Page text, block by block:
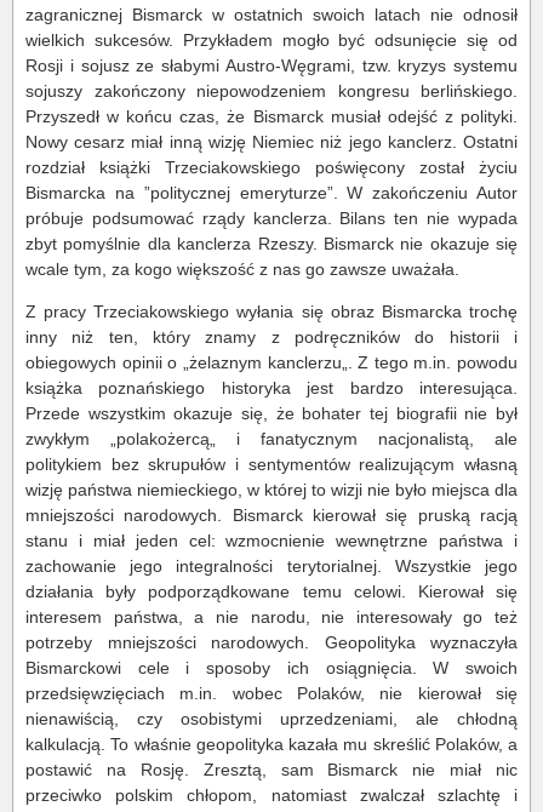
zagranicznej Bismarck w ostatnich swoich latach nie odnosił
wielkich sukcesów. Przykładem mogło być odsunięcie się od
Rosji i sojusz ze słabymi Austro-Węgrami, tzw. kryzys systemu
sojuszy zakończony niepowodzeniem kongresu berlińskiego.
Przyszedł w końcu czas, że Bismarck musiał odejść z polityki.
Nowy cesarz miał inną wizję Niemiec niż jego kanclerz. Ostatni
rozdział książki Trzeciakowskiego poświęcony został życiu
Bismarcka na ”politycznej emeryturze”. W zakończeniu Autor
próbuje podsumować rządy kanclerza. Bilans ten nie wypada
zbyt pomyślnie dla kanclerza Rzeszy. Bismarck nie okazuje się
wcale tym, za kogo większość z nas go zawsze uważała.
Z pracy Trzeciakowskiego wyłania się obraz Bismarcka trochę
inny niż ten, który znamy z podręczników do historii i
obiegowych opinii o „żelaznym kanclerzu„. Z tego m.in. powodu
książka poznańskiego historyka jest bardzo interesująca.
Przede wszystkim okazuje się, że bohater tej biografii nie był
zwykłym „polakożercą„ i fanatycznym nacjonalistą, ale
politykiem bez skrupułów i sentymentów realizującym własną
wizję państwa niemieckiego, w której to wizji nie było miejsca dla
mniejszości narodowych. Bismarck kierował się pruską racją
stanu i miał jeden cel: wzmocnienie wewnętrzne państwa i
zachowanie jego integralności terytorialnej. Wszystkie jego
działania były podporządkowane temu celowi. Kierował się
interesem państwa, a nie narodu, nie interesowały go też
potrzeby mniejszości narodowych. Geopolityka wyznaczyła
Bismarckowi cele i sposoby ich osiągnięcia. W swoich
przedsięwzięciach m.in. wobec Polaków, nie kierował się
nienawiścią, czy osobistymi uprzedzeniami, ale chłodną
kalkulacją. To właśnie geopolityka kazała mu skreślić Polaków, a
postawić na Rosję. Zresztą, sam Bismarck nie miał nic
przeciwko polskim chłopom, natomiast zwalczał szlachtę i